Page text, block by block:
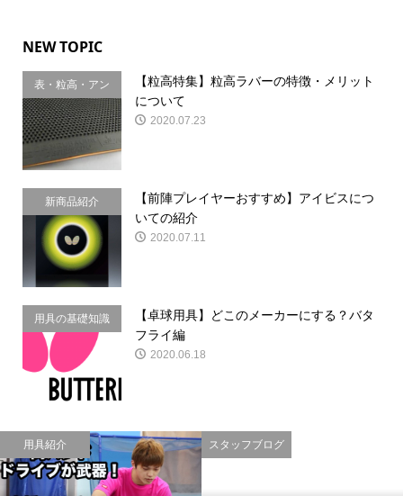
NEW TOPIC
表・粒高・アン
チ
【粒高特集】粒高ラバーの特徴・メリット
について
2020.07.23
新商品紹介
【前陣プレイヤーおすすめ】アイビスにつ
いての紹介
2020.07.11
用具の基礎知識
【卓球用具】どこのメーカーにする？バタ
フライ編
2020.06.18
用具紹介 スタッフブログ